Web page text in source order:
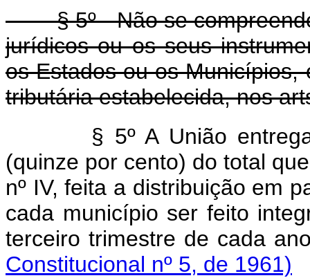
§ 5º - Não se
jurídicos ou os seus
os Estados ou os
tributária estabelecida, nos
§ 5º A União
(quinze por cento) do total
nº IV, feita a distribuição em
cada município ser feito
terceiro trimestre de
Constitucional nº 5, de 1961)